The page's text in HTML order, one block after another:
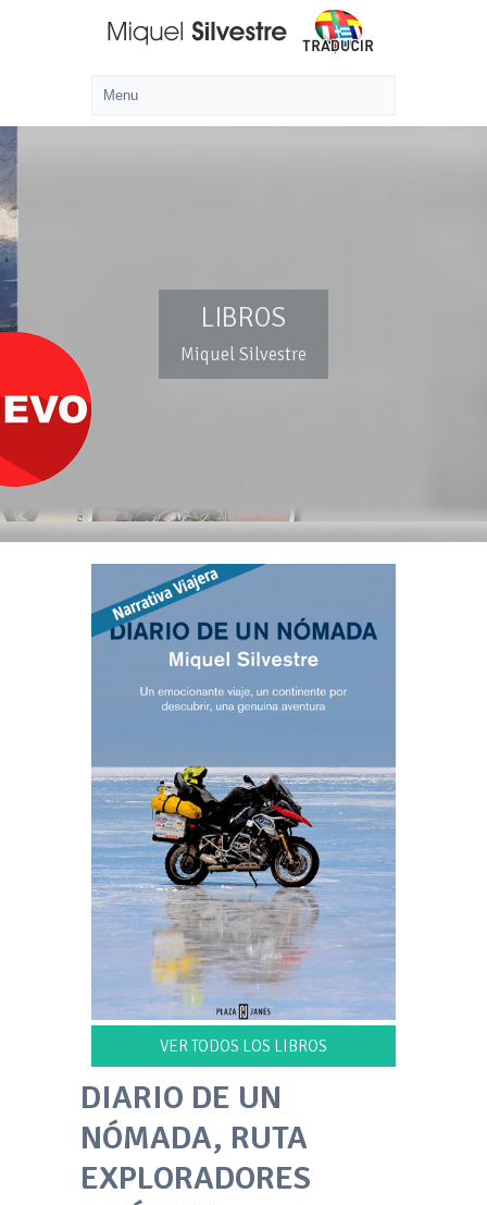
LIBROS
Miquel Silvestre
VER TODOS LOS LIBROS
DIARIO DE UN
NÓMADA, RUTA
EXPLORADORES